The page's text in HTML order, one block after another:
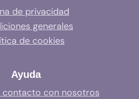
de privacidad
generales
de cookies
Ayuda
contacto con nosotros